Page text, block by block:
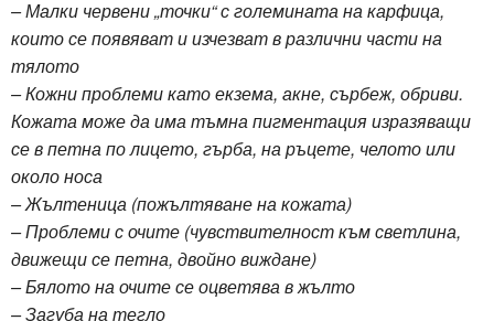
– Малки червени „точки“ с големината на карфица,
които се появяват и изчезват в различни части на
тялото
– Кожни проблеми като екзема, акне, сърбеж, обриви.
Кожата може да има тъмна пигментация изразяващи
се в петна по лицето, гърба, на ръцете, челото или
около носа
– Жълтеница (пожълтяване на кожата)
– Проблеми с очите (чувствителност към светлина,
движещи се петна, двойно виждане)
– Бялото на очите се оцветява в жълто
– Загуба на тегло